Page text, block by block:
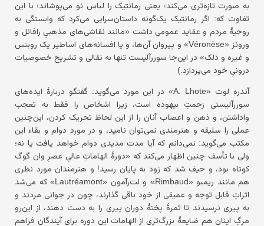
به صورت تازه‌تری می‌کند؛ یعنی رمانتیک را لباس نو می‌پوشاند؛ با این
تفاوت که: اگر رمانتیک یک‌گونه داستان‌سرایی می‌کرد که وابستگی به
روحیهٔ مردم و عقاید عمومی داشت «مانند نقاشی‌های مذهبیِ رافائل و
ورونز «Véronèse» و پیروان آن‌ها، و یا افسانه‌های اساطیر یک روبنس
و غیره و ذلک» در این‌جا سوررآلیست تنها به نقالی و تشریح خصوصیات
درونیِ خود می‌پردازد.)
آندره لوت «A. Lhote» در این مورد می‌گوید: گفتگو دربارهٔ ایده‌های
سوررآلیستی زحمتِ بیهوده است، زیرا اشخاص را فقط به تعجب
واداشتن، و ذهن و اعصاب آنان را از این لحاظ تحریک کردن، این‌چنین
عملی را سلیقه و هنرمندی نمی‌توان نامید، و در مورد دوام و بقاء این
مکتب می‌گوید: نمی‌دانم که آیا مدت مدیدی دوام خواهد یافت یا نه؛
ولی با تأسف چنین اظهار می‌کند که «دورهٔ الهاماتِ عالیِ عصرِ وان گوگ
کوتاه بود، و حیف شد که زود به پایان رسید! و هنرمندان مورد نظری
هم مانند ریمبو «Rimbaud» و لت‌رآمون «Lautréamont» که می‌شد
اثراتِ قابل توجه و عمیقی از خود باقی گذارند، چون در جوانی مردند و
به پیری نرسیدند تا ثمرهٔ پختهٔ دوران پیری را به دست دهند، از این‌رو
مرگِ اینان هم ضایعهٔ بزرگ‌تری از الهامات این دوره برای آیندگان فراهم